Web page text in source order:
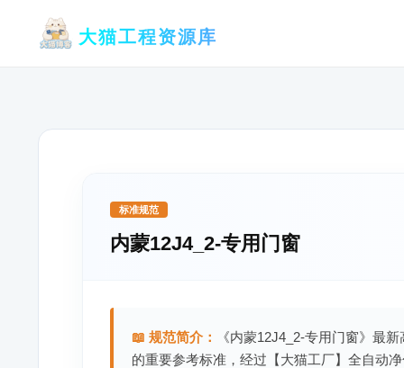
大猫工程资源库
标准规范
内蒙12J4_2-专用门窗
📖 规范简介：
《内蒙12J4_2-专用门窗》最
的重要参考标准，经过【大猫工厂】全自动